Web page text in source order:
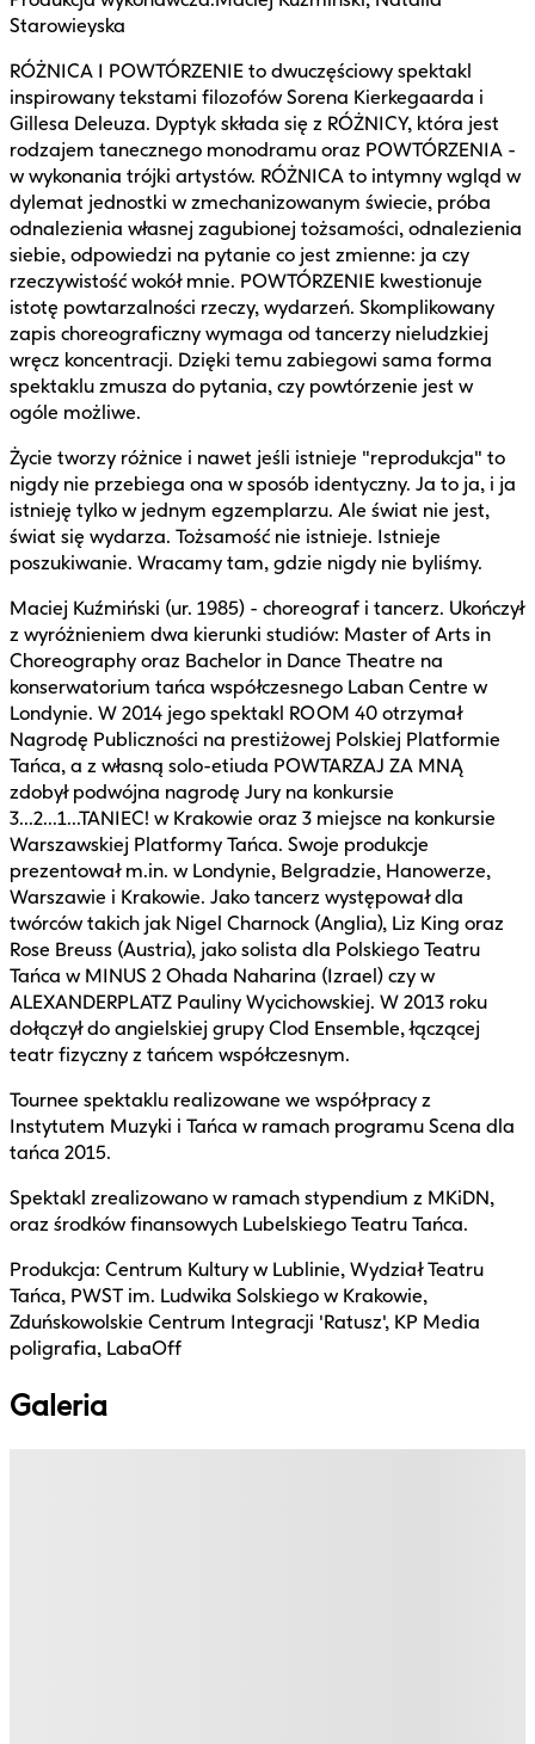
Starowieyska
RÓŻNICA I POWTÓRZENIE to dwuczęściowy spektakl
inspirowany tekstami filozofów Sorena Kierkegaarda i
Gillesa Deleuza. Dyptyk składa się z RÓŻNICY, która jest
rodzajem tanecznego monodramu oraz POWTÓRZENIA -
w wykonania trójki artystów. RÓŻNICA to intymny wgląd w
dylemat jednostki w zmechanizowanym świecie, próba
odnalezienia własnej zagubionej tożsamości, odnalezienia
siebie, odpowiedzi na pytanie co jest zmienne: ja czy
rzeczywistość wokół mnie. POWTÓRZENIE kwestionuje
istotę powtarzalności rzeczy, wydarzeń. Skomplikowany
zapis choreograficzny wymaga od tancerzy nieludzkiej
wręcz koncentracji. Dzięki temu zabiegowi sama forma
spektaklu zmusza do pytania, czy powtórzenie jest w
ogóle możliwe.
Życie tworzy różnice i nawet jeśli istnieje "reprodukcja" to
nigdy nie przebiega ona w sposób identyczny. Ja to ja, i ja
istnieję tylko w jednym egzemplarzu. Ale świat nie jest,
świat się wydarza. Tożsamość nie istnieje. Istnieje
poszukiwanie. Wracamy tam, gdzie nigdy nie byliśmy.
Maciej Kuźmiński (ur. 1985) - choreograf i tancerz. Ukończył
z wyróżnieniem dwa kierunki studiów: Master of Arts in
Choreography oraz Bachelor in Dance Theatre na
konserwatorium tańca współczesnego Laban Centre w
Londynie. W 2014 jego spektakl ROOM 40 otrzymał
Nagrodę Publiczności na prestiżowej Polskiej Platformie
Tańca, a z własną solo-etiuda POWTARZAJ ZA MNĄ
zdobył podwójna nagrodę Jury na konkursie
3...2...1...TANIEC! w Krakowie oraz 3 miejsce na konkursie
Warszawskiej Platformy Tańca. Swoje produkcje
prezentował m.in. w Londynie, Belgradzie, Hanowerze,
Warszawie i Krakowie. Jako tancerz występował dla
twórców takich jak Nigel Charnock (Anglia), Liz King oraz
Rose Breuss (Austria), jako solista dla Polskiego Teatru
Tańca w MINUS 2 Ohada Naharina (Izrael) czy w
ALEXANDERPLATZ Pauliny Wycichowskiej. W 2013 roku
dołączył do angielskiej grupy Clod Ensemble, łączącej
teatr fizyczny z tańcem współczesnym.
Tournee spektaklu realizowane we współpracy z
Instytutem Muzyki i Tańca w ramach programu Scena dla
tańca 2015.
Spektakl zrealizowano w ramach stypendium z MKiDN,
oraz środków finansowych Lubelskiego Teatru Tańca.
Produkcja: Centrum Kultury w Lublinie, Wydział Teatru
Tańca, PWST im. Ludwika Solskiego w Krakowie,
Zduńskowolskie Centrum Integracji 'Ratusz', KP Media
poligrafia, LabaOff
Galeria